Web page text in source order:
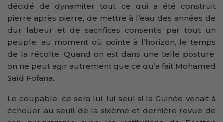
décidé de dynamiter tout ce qui a été construit
pierre après pierre, de mettre à l’eau des années de
dur labeur et de sacrifices consentis par tout un
peuple, au moment où pointe à l’horizon, le temps
de la récolte. Quand on est dans une telle posture,
on ne peut agir autrement que ce qu’a fait Mohamed
Saïd Fofana.
Le coupable, ce sera lui, lui seul si la Guinée venait à
échouer au seuil de la sixième et dernière revue de